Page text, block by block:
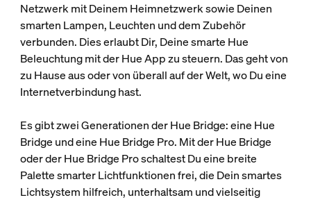
Netzwerk mit Deinem Heimnetzwerk sowie Deinen
smarten Lampen, Leuchten und dem Zubehör
verbunden. Dies erlaubt Dir, Deine smarte Hue
Beleuchtung mit der Hue App zu steuern. Das geht von
zu Hause aus oder von überall auf der Welt, wo Du eine
Internetverbindung hast.
Es gibt zwei Generationen der Hue Bridge: eine Hue
Bridge und eine Hue Bridge Pro. Mit der Hue Bridge
oder der Hue Bridge Pro schaltest Du eine breite
Palette smarter Lichtfunktionen frei, die Dein smartes
Lichtsystem hilfreich, unterhaltsam und vielseitig